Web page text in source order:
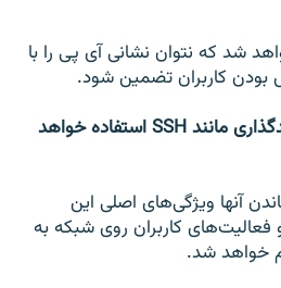
شد که نتوان نشانی آی پی را با
بودن کاربران تضمین شود.
۳) آیا از یک نوع سیستم کدگذاری مانند SSH استفاده خواهد
آنها ویژگی‌های اصلی این
فعالیت‌های کاربران روی شبکه به
خواهد شد.